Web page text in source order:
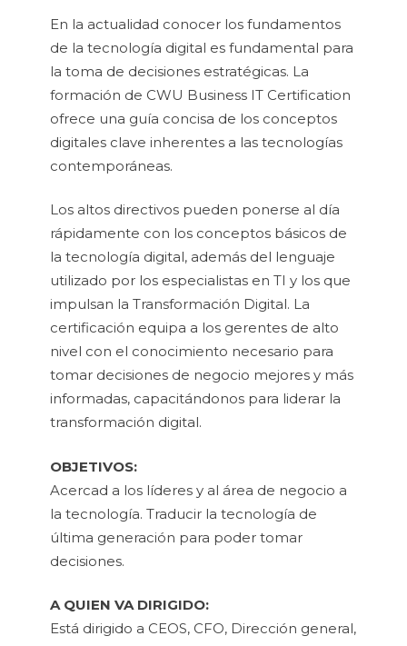
En la actualidad conocer los fundamentos
de la tecnología digital es fundamental para
la toma de decisiones estratégicas. La
formación de CWU Business IT Certification
ofrece una guía concisa de los conceptos
digitales clave inherentes a las tecnologías
contemporáneas.
Los altos directivos pueden ponerse al día
rápidamente con los conceptos básicos de
la tecnología digital, además del lenguaje
utilizado por los especialistas en TI y los que
impulsan la Transformación Digital. La
certificación equipa a los gerentes de alto
nivel con el conocimiento necesario para
tomar decisiones de negocio mejores y más
informadas, capacitándonos para liderar la
transformación digital.
OBJETIVOS:
Acercad a los líderes y al área de negocio a
la tecnología. Traducir la tecnología de
última generación para poder tomar
decisiones.
A QUIEN VA DIRIGIDO:
Está dirigido a CEOS, CFO, Dirección general,